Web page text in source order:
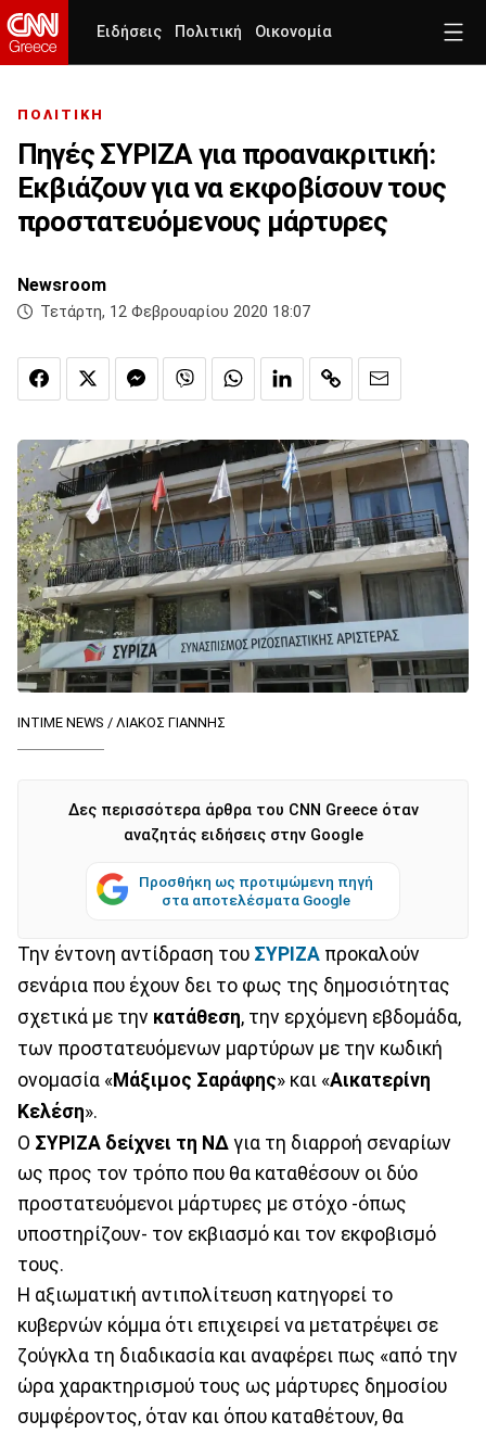
Ειδήσεις Πολιτική Οικονομία
ΠΟΛΙΤΙΚΗ
Πηγές ΣΥΡΙΖΑ για προανακριτική:
Εκβιάζουν για να εκφοβίσουν τους
προστατευόμενους μάρτυρες
Newsroom
Τετάρτη, 12 Φεβρουαρίου 2020 18:07
INTIME NEWS / ΛΙΑΚΟΣ ΓΙΑΝΝΗΣ
Δες περισσότερα άρθρα του CNN Greece όταν
αναζητάς ειδήσεις στην Google
Προσθήκη ως προτιμώμενη πηγή
στα αποτελέσματα Google
Την έντονη αντίδραση του ΣΥΡΙΖΑ προκαλούν
σενάρια που έχουν δει το φως της δημοσιότητας
σχετικά με την κατάθεση, την ερχόμενη εβδομάδα,
των προστατευόμενων μαρτύρων με την κωδική
ονομασία «Μάξιμος Σαράφης» και «Αικατερίνη
Κελέση».
Ο ΣΥΡΙΖΑ δείχνει τη ΝΔ για τη διαρροή σεναρίων
ως προς τον τρόπο που θα καταθέσουν οι δύο
προστατευόμενοι μάρτυρες με στόχο -όπως
υποστηρίζουν- τον εκβιασμό και τον εκφοβισμό
τους.
Η αξιωματική αντιπολίτευση κατηγορεί το
κυβερνών κόμμα ότι επιχειρεί να μετατρέψει σε
ζούγκλα τη διαδικασία και αναφέρει πως «από την
ώρα χαρακτηρισμού τους ως μάρτυρες δημοσίου
συμφέροντος, όταν και όπου καταθέτουν, θα